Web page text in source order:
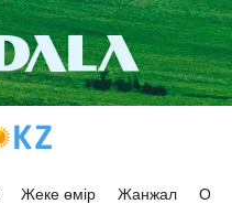
Жеке өмір Жанжал